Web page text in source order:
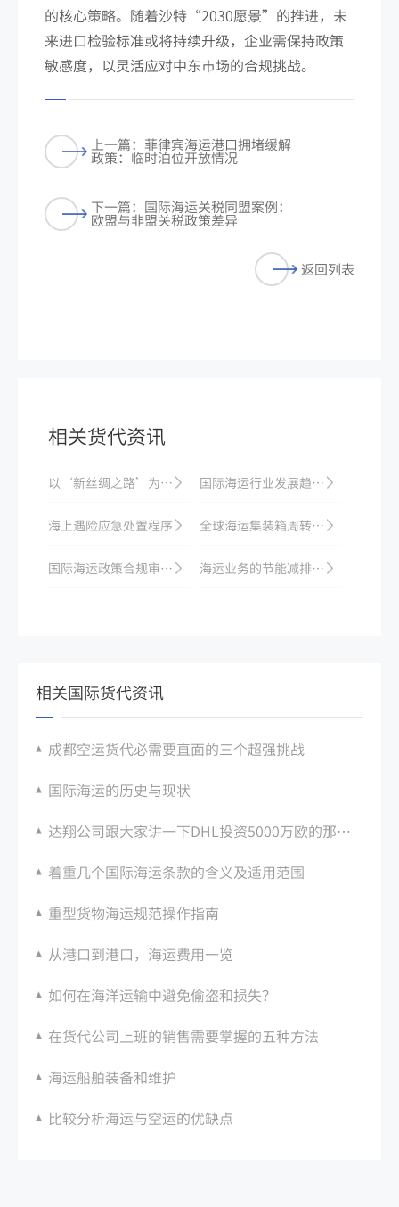
的核心策略。随着沙特“2030愿景”的推进，未
来进口检验标准或将持续升级，企业需保持政策
敏感度，以灵活应对中东市场的合规挑战。
上一篇：菲律宾海运港口拥堵缓解
政策：临时泊位开放情况
下一篇：国际海运关税同盟案例：
欧盟与非盟关税政策差异
返回列表
相关货代资讯
以‘新丝绸之路’为契机，加强中亚国家船舶航运现代化和技术创新 国际海运行业发展趋势分析
海上遇险应急处置程序 全球海运集装箱周转效率：2024 年提升措施
国际海运政策合规审计指南：企业自查重点项目 海运业务的节能减排优化方案研究与实践
相关国际货代资讯
成都空运货代必需要直面的三个超强挑战
国际海运的历史与现状
达翔公司跟大家讲一下DHL投资5000万欧的那些事
着重几个国际海运条款的含义及适用范围
重型货物海运规范操作指南
从港口到港口，海运费用一览
如何在海洋运输中避免偷盗和损失？
在货代公司上班的销售需要掌握的五种方法
海运船舶装备和维护
比较分析海运与空运的优缺点